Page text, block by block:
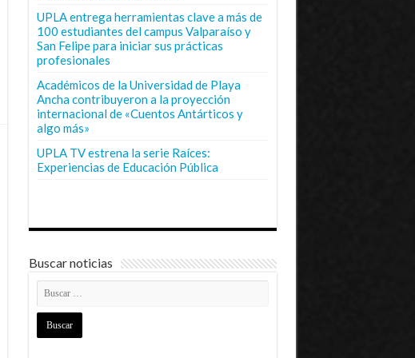
UPLA entrega herramientas clave a más de
100 estudiantes del campus Valparaíso y
San Felipe para iniciar sus prácticas
profesionales
Académicos de la Universidad de Playa
Ancha contribuyeron a la proyección
internacional de «Cuentos Antárticos y
algo más»
UPLA TV estrena la serie Raíces:
Experiencias de Educación Pública
Buscar noticias